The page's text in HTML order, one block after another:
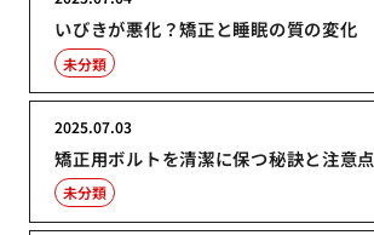
いびきが悪化？矯正と睡眠の質の変化
未分類
矯正用ボルトを清潔に保つ秘訣と注意点
2025.07.03
未分類